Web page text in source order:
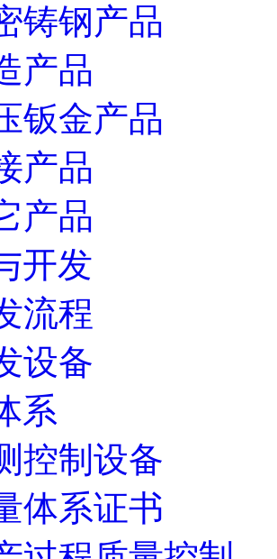
铸钢产品
产品
钣金产品
产品
产品
开发
流程
设备
系
控制设备
体系证书